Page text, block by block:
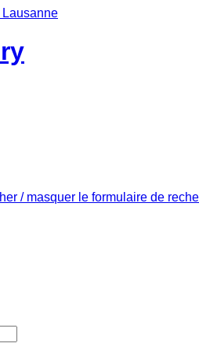
/ masquer le formulaire de